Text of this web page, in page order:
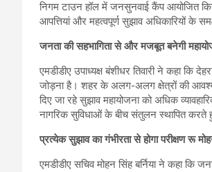
निगम टाउन हॉल में जनसुनवाई कैंप आयोजित
आपत्तियां और महत्वपूर्ण सुझाव अधिकारियों के
जनता की सहभागिता से और मजबूत बनेगी
एमडीडीए उपाध्यक्ष बंशीधर तिवारी ने कहा कि
जोड़ना है। शहर के अलग-अलग क्षेत्रों की
दिए जा रहे सुझाव महायोजना को अधिक
नागरिक सुविधाओं के बीच संतुलन स्थापित करते
प्रत्येक सुझाव का गंभीरता से होगा परीक्षण रू
एमडीडीए सचिव मोहन सिंह बर्निया ने कहा कि